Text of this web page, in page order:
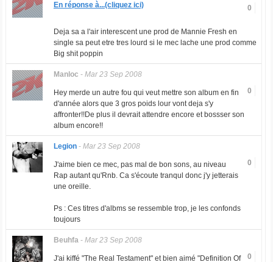
0
En réponse à...(cliquez ici)
Deja sa a l'air interescent une prod de Mannie Fresh en
single sa peut etre tres lourd si le mec lache une prod comme
Big shit poppin
Manloc - Mar 23 Sep 2008
0
Hey merde un autre fou qui veut mettre son album en fin
d'année alors que 3 gros poids lour vont deja s'y
affronter!!De plus il devrait attendre encore et bossser son
album encore!!
Legion- Mar 23 Sep 2008
0
J'aime bien ce mec, pas mal de bon sons, au niveau
Rap autant qu'Rnb. Ca s'écoute tranqul donc j'y jetterais
une oreille.
Ps : Ces titres d'albms se ressemble trop, je les confonds
toujours
Beuhfa- Mar 23 Sep 2008
0
J'ai kiffé "The Real Testament" et bien aimé "Definition Of